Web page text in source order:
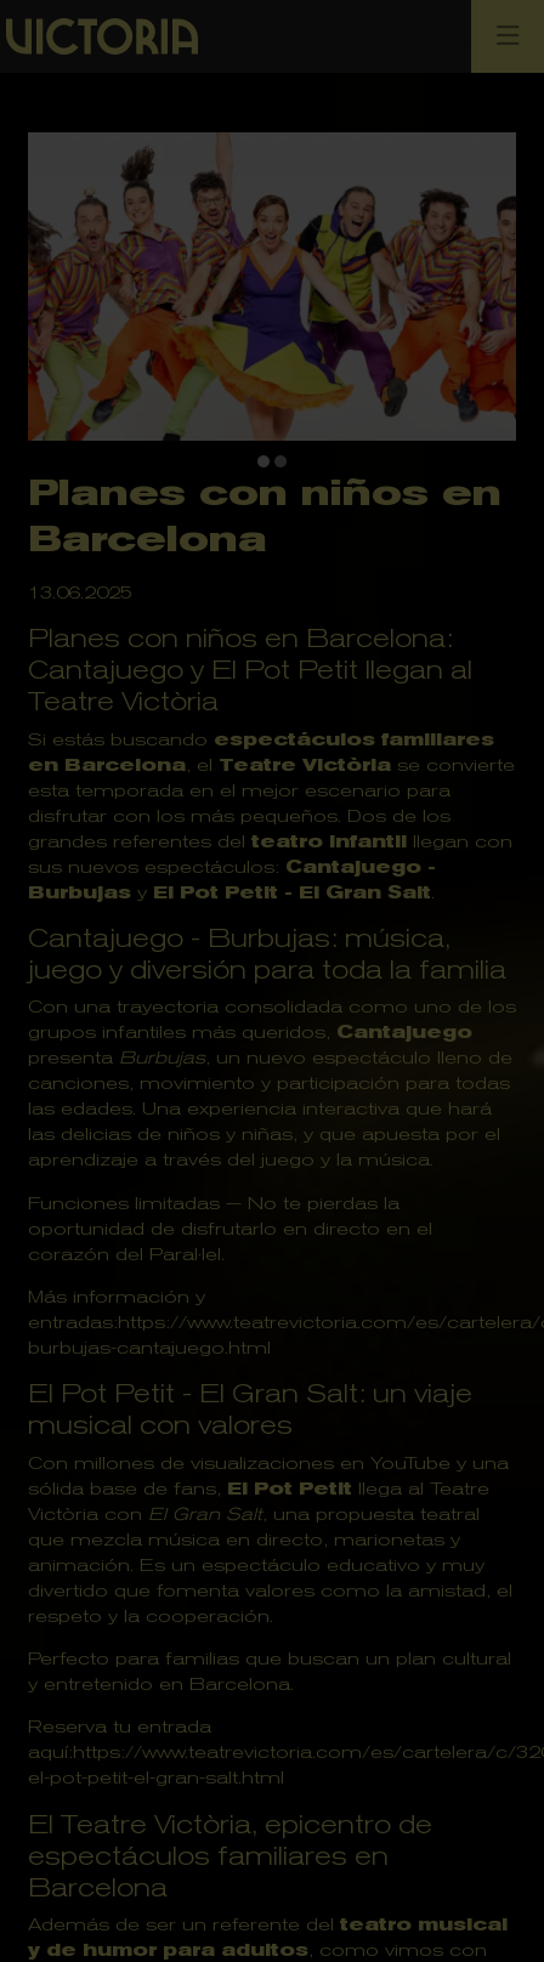
Diapositiva 2 de 2: El Pot Petit - El Gran Salt! | © El
Planes con niños en
Barcelona
13.06.2025
Planes con niños en Barcelona:
Cantajuego y El Pot Petit llegan al
Teatre Victòria
Si estás buscando espectáculos familiares
en Barcelona, el Teatre Victòriase convierte
esta temporada en el mejor escenario para
disfrutar con los más pequeños. Dos de los
grandes referentes del teatro infantilllegan con
sus nuevos espectáculos: Cantajuego -
Burbujasy El Pot Petit - El Gran Salt
Cantajuego - Burbujas: música,
juego y diversión para toda la familia
Con una trayectoria consolidada como uno de los
grupos infantiles más queridos, Cantajuego
presenta Burbujas, un nuevo espectáculo lleno de
canciones, movimiento y participación para todas
las edades. Una experiencia interactiva que hará
las delicias de niños y niñas, y que apuesta por el
aprendizaje a través del juego y la música.
Funciones limitadas — No te pierdas la
oportunidad de disfrutarlo en directo en el
corazón del Paral·lel.
Más información y
entradas:https://www.teatrevictoria.com/es/
burbujas-cantajuego.html
El Pot Petit - El Gran Salt: un viaje
musical con valores
Con millones de visualizaciones en YouTube y una
sólida base de fans, El Pot Petit llega al Teatre
Victòria con El Gran Salt, una propuesta teatral
que mezcla música en directo, marionetas y
animación. Es un espectáculo educativo y muy
divertido que fomenta valores como la amistad, el
respeto y la cooperación.
Perfecto para familias que buscan un plan cultural
y entretenido en Barcelona.
Reserva tu entrada
aquí:https://www.teatrevictoria.com/es/cartelera/c/
el-pot-petit-el-gran-salt.html
El Teatre Victòria, epicentro de
espectáculos familiares en
Barcelona
Además de ser un referente del teatro musical
y de humor para adultos, como vimos con